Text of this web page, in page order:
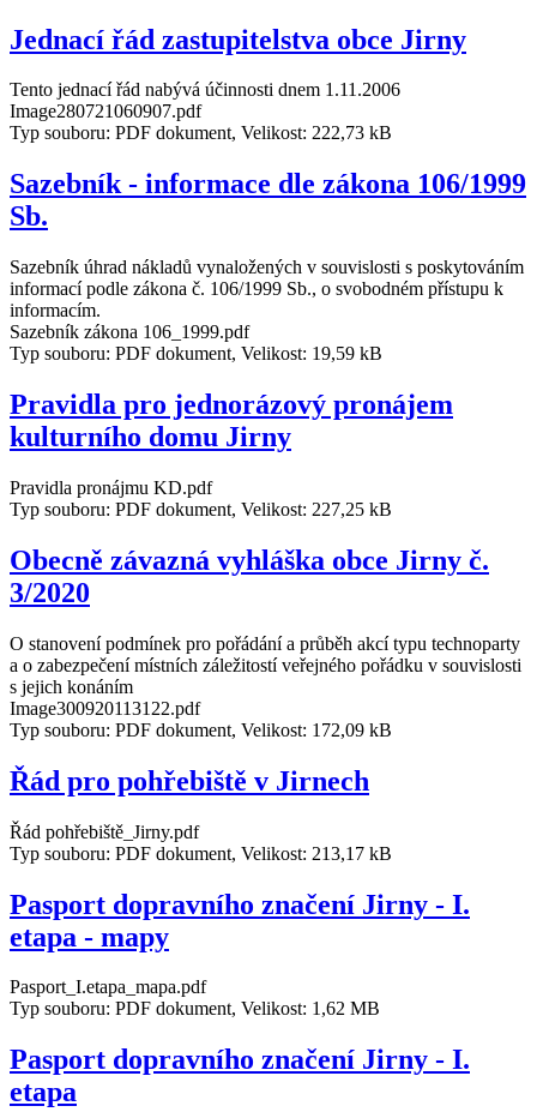
Jednací řád zastupitelstva obce Jirny
Tento jednací řád nabývá účinnosti dnem 1.11.2006
Image280721060907.pdf
Typ souboru: PDF dokument, Velikost: 222,73 kB
Sazebník - informace dle zákona 106/1999
Sb.
Sazebník úhrad nákladů vynaložených v souvislosti s poskytováním
informací podle zákona č. 106/1999 Sb., o svobodném přístupu k
informacím.
Sazebník zákona 106_1999.pdf
Typ souboru: PDF dokument, Velikost: 19,59 kB
Pravidla pro jednorázový pronájem
kulturního domu Jirny
Pravidla pronájmu KD.pdf
Typ souboru: PDF dokument, Velikost: 227,25 kB
Obecně závazná vyhláška obce Jirny č.
3/2020
O stanovení podmínek pro pořádání a průběh akcí typu technoparty
a o zabezpečení místních záležitostí veřejného pořádku v souvislosti
s jejich konáním
Image300920113122.pdf
Typ souboru: PDF dokument, Velikost: 172,09 kB
Řád pro pohřebiště v Jirnech
Řád pohřebiště_Jirny.pdf
Typ souboru: PDF dokument, Velikost: 213,17 kB
Pasport dopravního značení Jirny - I.
etapa - mapy
Pasport_I.etapa_mapa.pdf
Typ souboru: PDF dokument, Velikost: 1,62 MB
Pasport dopravního značení Jirny - I.
etapa